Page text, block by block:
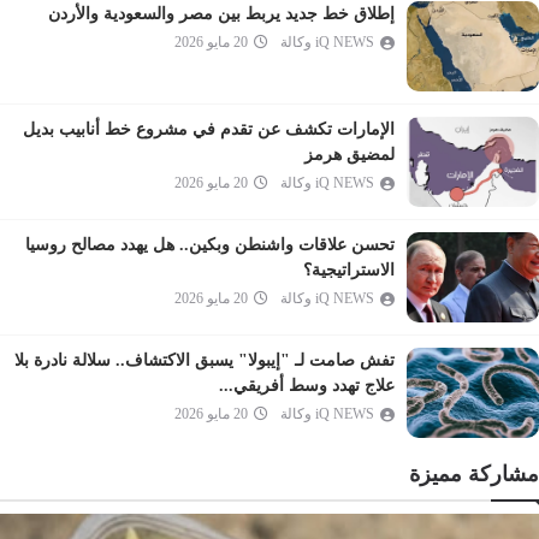
الفرقان
الشعراء
النمل
القصص
العنكبوت
الروم
السجدة
الأحزاب
فاطر
يس
الصافات
ص
الزمر
إطلاق خط جديد يربط بين مصر والسعودية والأردن
iQ NEWS وكالة 20 مايو 2026
الإمارات تكشف عن تقدم في مشروع خط أنابيب بديل
لمضيق هرمز
iQ NEWS وكالة 20 مايو 2026
تحسن علاقات واشنطن وبكين.. هل يهدد مصالح روسيا
الاستراتيجية؟
iQ NEWS وكالة 20 مايو 2026
تفش صامت لـ "إيبولا" يسبق الاكتشاف.. سلالة نادرة بلا
علاج تهدد وسط أفريقي...
iQ NEWS وكالة 20 مايو 2026
مشاركة مميزة